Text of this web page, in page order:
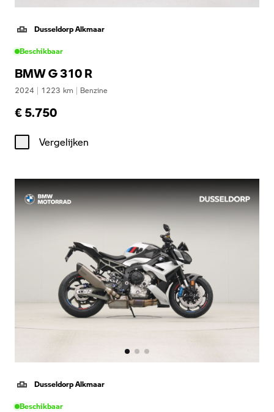
Dusseldorp Alkmaar
Beschikbaar
BMW G 310 R
2024 | 1223 km | Benzine
€ 5.750
Vergelijken
Dusseldorp Alkmaar
Beschikbaar